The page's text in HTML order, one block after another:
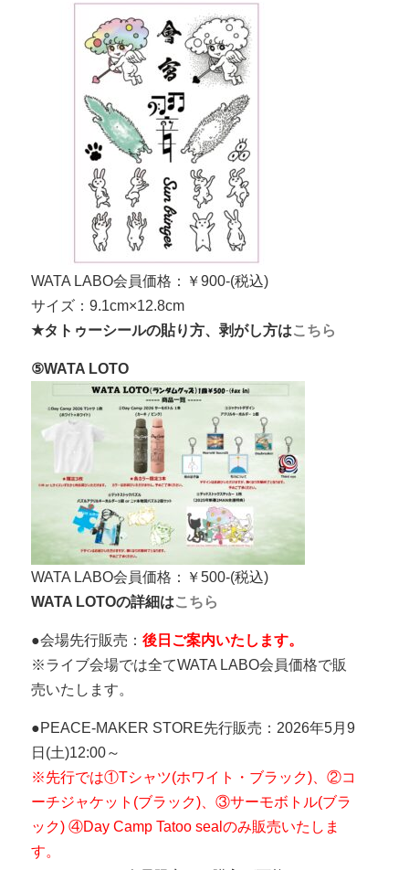
WATA LABO会員価格：￥900-(税込)
サイズ：9.1cm×12.8cm
★タトゥーシールの貼り方、剥がし方はこちら
⑤WATA LOTO
WATA LABO会員価格：￥500-(税込)
WATA LOTOの詳細はこちら
●会場先行販売：後日ご案内いたします。
※ライブ会場では全てWATA LABO会員価格で販
売いたします。
●PEACE-MAKER STORE先行販売：2026年5月9
日(土)12:00～
※先行では①Tシャツ(ホワイト・ブラック)、②コ
ーチジャケット(ブラック)、③サーモボトル(ブラ
ック) ④Day Camp Tatoo sealのみ販売いたしま
す。